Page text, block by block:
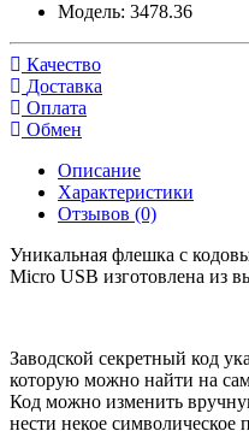
Модель: 3478.36
Качество
Доставка
Оплата
Обмен
Описание
Характеристики
Отзывов (0)
Уникальная флешка с
Micro USB изготовлена из
Заводской секретный код
которую можно найти на
Код можно изменить
нести некое символическое